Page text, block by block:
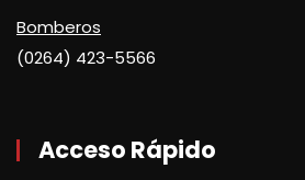
Bomberos
(0264) 423-5566
Acceso Rápido